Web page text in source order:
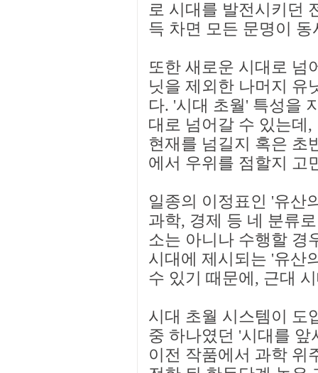
로 시대를 발전시키던
득 차면 모든 문명이
또한 새로운 시대로 넘
닛을 제외한 나머지 유
다. '시대 초월' 특성을
대로 넘어갈 수 있는데
현재를 넘길지 혹은 초
에서 우위를 점할지 고
일종의 이정표인 '유산
과학, 경제 등 네 분류
소는 아니나 수행할 경
시대에 제시되는 '유산
수 있기 때문에, 근대
시대 초월 시스템이 도
중 하나였던 '시대를
이전 작품에서 과학 위